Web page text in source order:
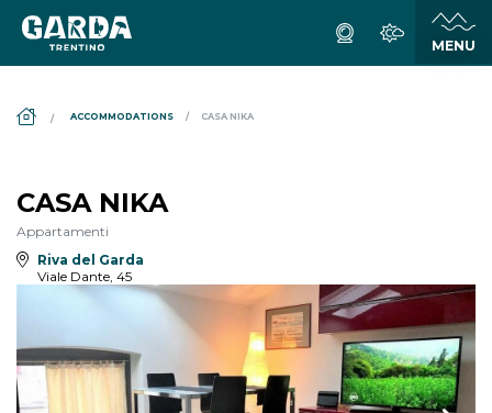
ACCOMMODATIONS CASA NIKA
CASA NIKA
Appartamenti
Riva del Garda
Viale Dante, 45